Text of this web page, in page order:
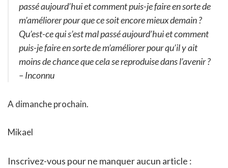
passé aujourd’hui et comment puis-je faire en sorte de
m’améliorer pour que ce soit encore mieux demain ?
Qu’est-ce qui s’est mal passé aujourd’hui et comment
puis-je faire en sorte de m’améliorer pour qu’il y ait
moins de chance que cela se reproduise dans l’avenir ?
– Inconnu
A dimanche prochain.
Mikael
Inscrivez-vous pour ne manquer aucun article :